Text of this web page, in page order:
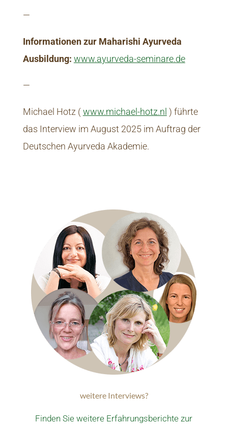
—
Informationen zur Maharishi Ayurveda
Ausbildung: www.ayurveda-seminare.de
—
Michael Hotz (www.michael-hotz.nl ) führte
das Interview im August 2025 im Auftrag der
Deutschen Ayurveda Akademie.
weitere Interviews?
Finden Sie weitere Erfahrungsberichte zur